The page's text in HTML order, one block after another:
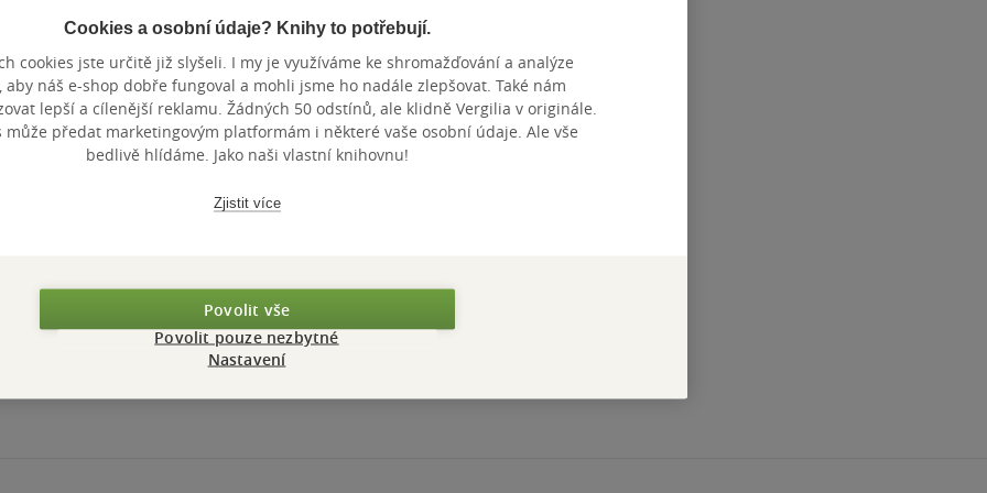
Cookies a osobní údaje? Knihy to potřebují.
cookies jste určitě již slyšeli. I my je využíváme ke shromažďování a analýze
aby náš e-shop dobře fungoval a mohli jsme ho nadále zlepšovat. Také nám
lepší a cílenější reklamu. Žádných 50 odstínů, ale klidně Vergilia v originále.
může předat marketingovým platformám i některé vaše osobní údaje. Ale vše
bedlivě hlídáme. Jako naši vlastní knihovnu!
Zjistit více
Povolit vše
Povolit pouze nezbytné
Nastavení